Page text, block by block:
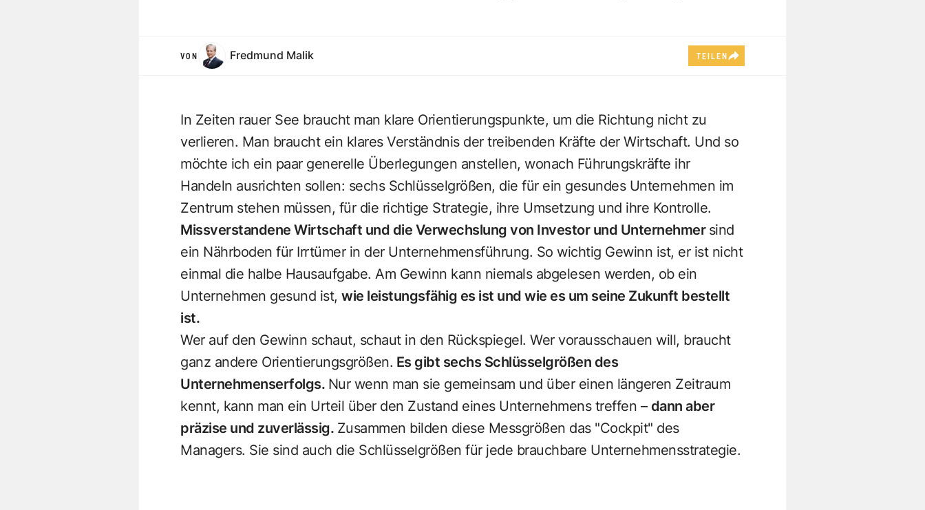
VON Fredmund Malik TEILEN
In Zeiten rauer See braucht man klare Orientierungspunkte, um die Richtung nicht zu
verlieren. Man braucht ein klares Verständnis der treibenden Kräfte der Wirtschaft. Und so
möchte ich ein paar generelle Überlegungen anstellen, wonach Führungskräfte ihr
Handeln ausrichten sollen: sechs Schlüsselgrößen, die für ein gesundes Unternehmen im
Zentrum stehen müssen, für die richtige Strategie, ihre Umsetzung und ihre Kontrolle.
Missverstandene Wirtschaft und die Verwechslung von Investor und Unternehmer sind
ein Nährboden für Irrtümer in der Unternehmensführung. So wichtig Gewinn ist, er ist nicht
einmal die halbe Hausaufgabe. Am Gewinn kann niemals abgelesen werden, ob ein
Unternehmen gesund ist, wie leistungsfähig es ist und wie es um seine Zukunft bestellt
ist.
Wer auf den Gewinn schaut, schaut in den Rückspiegel. Wer vorausschauen will, braucht
ganz andere Orientierungsgrößen. Es gibt sechs Schlüsselgrößen des
Unternehmenserfolgs. Nur wenn man sie gemeinsam und über einen längeren Zeitraum
kennt, kann man ein Urteil über den Zustand eines Unternehmens treffen – dann aber
präzise und zuverlässig. Zusammen bilden diese Messgrößen das "Cockpit" des
Managers. Sie sind auch die Schlüsselgrößen für jede brauchbare Unternehmensstrategie.